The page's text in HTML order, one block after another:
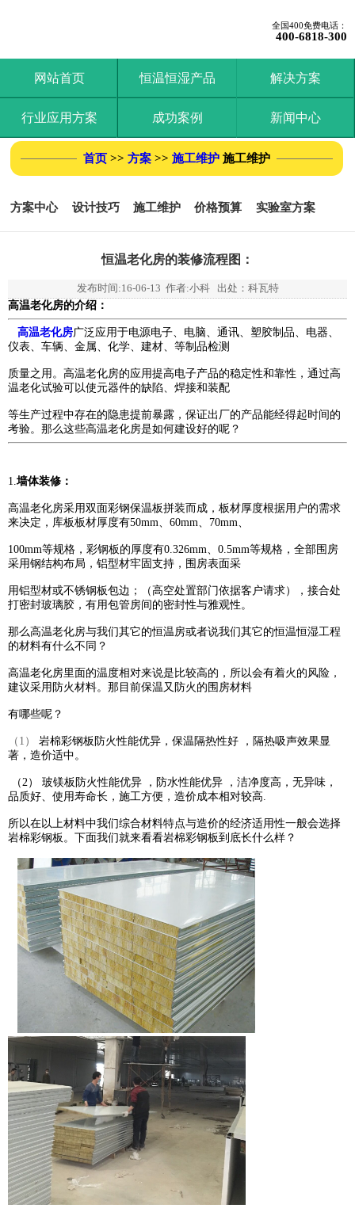
全国400免费电话：
400-6818-300
网站首页 恒温恒湿产品 解决方案
行业应用方案 成功案例 新闻中心
首页>> 方案>> 施工维护 施工维护
方案中心 设计技巧 施工维护 价格预算 实验室方案
恒温老化房的装修流程图：
发布时间:16-06-13 作者:小科 出处：科瓦特
高温老化房的介绍：
高温老化房广泛应用于电源电子、电脑、通讯、塑胶制品、电器、
仪表、车辆、金属、化学、建材、等制品检测
质量之用。高温老化房的应用提高电子产品的稳定性和靠性，通过高
温老化试验可以使元器件的缺陷、焊接和装配
等生产过程中存在的隐患提前暴露，保证出厂的产品能经得起时间的
考验。那么这些高温老化房是如何建设好的呢？
1. 墙体装修：
高温老化房采用双面彩钢保温板拼装而成，板材厚度根据用户的需求
来决定，库板板材厚度有50mm、60mm、70mm、
100mm等规格，彩钢板的厚度有0.326mm、0.5mm等规格，全部围房
采用钢结构布局，铝型材牢固支持，围房表面采
用铝型材或不锈钢板包边；（高空处置部门依据客户请求），接合处
打密封玻璃胶，有用包管房间的密封性与雅观性。
那么高温老化房与我们其它的恒温房或者说我们其它的恒温恒湿工程
的材料有什么不同？
高温老化房里面的温度相对来说是比较高的，所以会有着火的风险，
建议采用防火材料。那目前保温又防火的围房材料
有哪些呢？
（1） 岩棉彩钢板防火性能优异，保温隔热性好 ，隔热吸声效果显
著，造价适中。
（2） 玻镁板防火性能优异 ，防水性能优异 ，洁净度高，无异味，
品质好、使用寿命长，施工方便，造价成本相对较高.
所以在以上材料中我们综合材料特点与造价的经济适用性一般会选择
岩棉彩钢板。下面我们就来看看岩棉彩钢板到底长什么样？